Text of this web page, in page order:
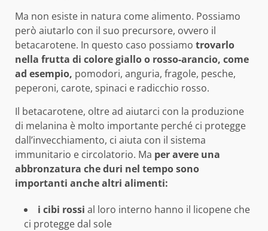
Ma non esiste in natura come alimento. Possiamo
però aiutarlo con il suo precursore, ovvero il
betacarotene. In questo caso possiamo trovarlo
nella frutta di colore giallo o rosso-arancio, come
ad esempio, pomodori, anguria, fragole, pesche,
peperoni, carote, spinaci e radicchio rosso.
Il betacarotene, oltre ad aiutarci con la produzione
di melanina è molto importante perché ci protegge
dall’invecchiamento, ci aiuta con il sistema
immunitario e circolatorio. Ma per avere una
abbronzatura che duri nel tempo sono
importanti anche altri alimenti:
i cibi rossi al loro interno hanno il licopene che
ci protegge dal sole